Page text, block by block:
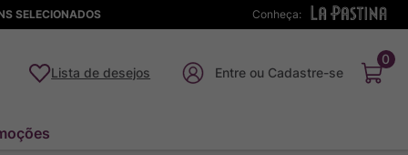
Conheça:
SELECIONADOS
Lista de desejos
0